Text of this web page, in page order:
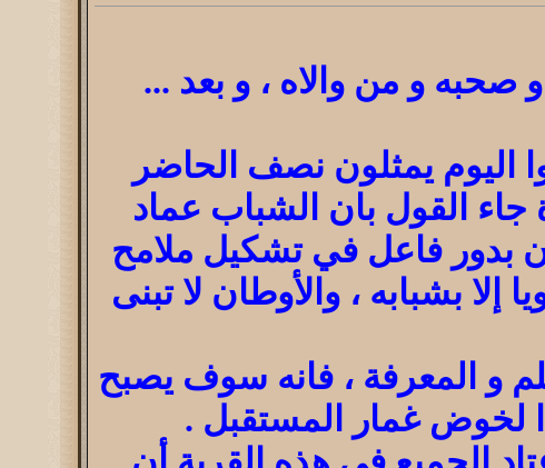
صحبه و من والاه ، و بعد ...
اليوم يمثلون نصف الحاضر
القول بان الشباب عماد
بدور فاعل في تشكيل ملامح
بشبابه ، والأوطان لا تبنى
و المعرفة ، فانه سوف يصبح
لخوض غمار المستقبل .